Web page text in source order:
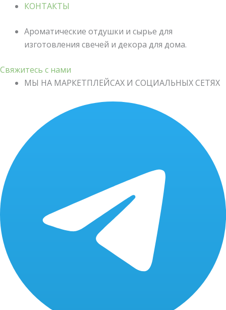
КОНТАКТЫ
Ароматические отдушки и сырье для
изготовления свечей и декора для дома.
Свяжитесь с нами
МЫ НА МАРКЕТПЛЕЙСАХ И СОЦИАЛЬНЫХ СЕТЯХ